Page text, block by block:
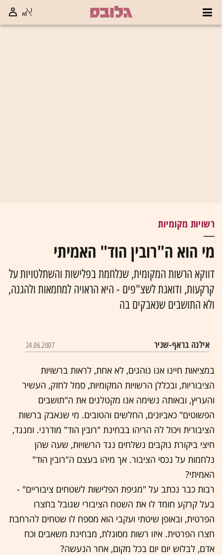
רשויות מקומיות
מי הוא ה"רובין הוד" האמיתי
דווקא הרשות המקומית, שנלחמת בפלישות והשתלטויות על
קרקעות, ודואגת לשצ"פים - היא הראויה למחמאות ולהגנה,
ולא התושבים שנאבקים בה
אילנה בראף-שניר 24.06.2007
במציאות חיינו אנו נוהגים, לא אחת, לראות ברשויות
הציבוריות, ובכללן הרשויות המקומיות, סמל לחזק, העשיר
והעריץ, ובאותה נשימה אנו מקטלגים את ה"תושבים
הפשוטים" כאביונים, החלשים והטובים. מי שנאבק ברשות
הציבורית ויכול לה הריהו בבחינת "רובין הוד" מודרני. ומנגד,
חיצי ביקורת נוקבים נשלחים נגד הרשויות, שעה שהן
נלחמות על נכסי הציבור. אך מיהו בעצם ה"רובין הוד"
האמיתי?
רבות כבר נכתב על "מגיפת הפלישות לשטחים ציבוריים" -
בעל קרקע חומד לו את השטח הציבורי שגובל בחצרו
הפרטית, ובאופן שיטתי ועקבי הוא מספח לו שטחים להרחבת
חצרו הפרטית. איזו רשות מסוגלת, מבחינת משאבים וכח
אדם, לבלוש יום יום בכל מקום, אחר הנעשה?